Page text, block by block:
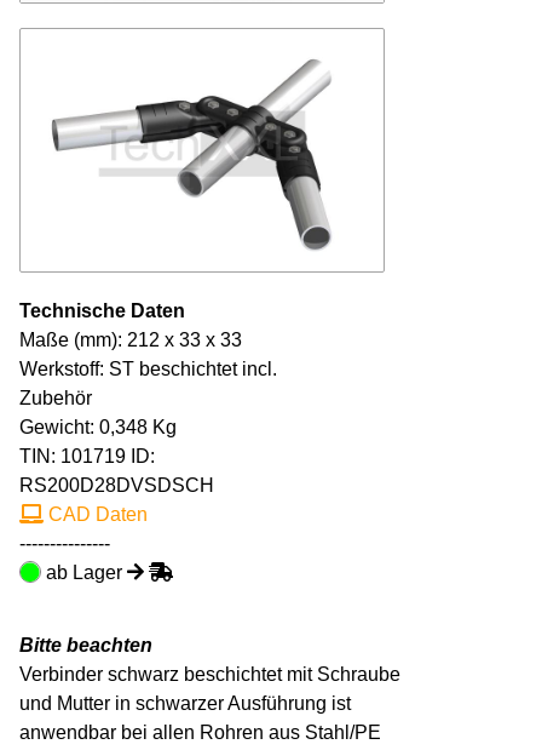
Technische Daten
Maße (mm): 212 x 33 x 33
Werkstoff: ST beschichtet incl.
Zubehör
Gewicht: 0,348 Kg
TIN: 101719 ID:
RS200D28DVSDSCH
CAD Daten
---------------
ab Lager
Bitte beachten
Verbinder schwarz beschichtet mit Schraube
und Mutter in schwarzer Ausführung ist
anwendbar bei allen Rohren aus Stahl/PE